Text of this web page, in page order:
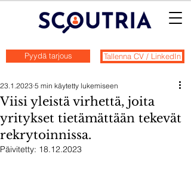
Tallenna CV / LinkedIn
Pyydä tarjous
Viisi yleistä virhettä, joita
yritykset tietämättään tekevät
rekrytoinnissa.
23.1.2023 5 min käytetty lukemiseen
Päivitetty: 18.12.2023